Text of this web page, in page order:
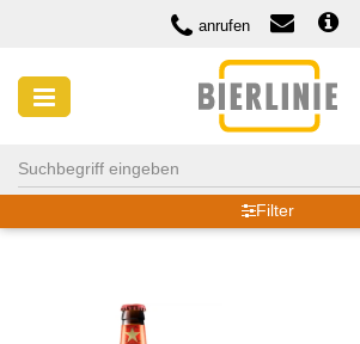
anrufen
REISBIER
Filter